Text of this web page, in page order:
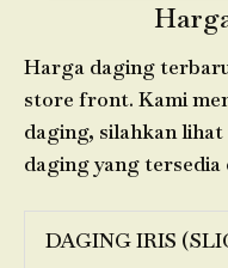
Harga daging
store front. Kami
daging, silahkan
daging yang
DAGING IRIS